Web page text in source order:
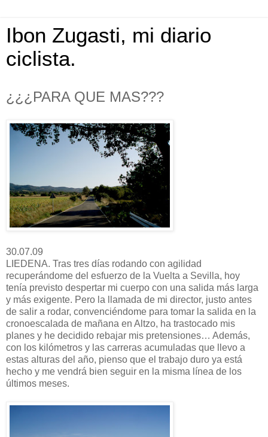
Ibon Zugasti, mi diario
ciclista.
¿¿¿PARA QUE MAS???
30.07.09
LIEDENA. Tras tres días rodando con agilidad
recuperándome del esfuerzo de la Vuelta a Sevilla, hoy
tenía previsto despertar mi cuerpo con una salida más larga
y más exigente. Pero la llamada de mi director, justo antes
de salir a rodar, convenciéndome para tomar la salida en la
cronoescalada de mañana en Altzo, ha trastocado mis
planes y he decidido rebajar mis pretensiones… Además,
con los kilómetros y las carreras acumuladas que llevo a
estas alturas del año, pienso que el trabajo duro ya está
hecho y me vendrá bien seguir en la misma línea de los
últimos meses.